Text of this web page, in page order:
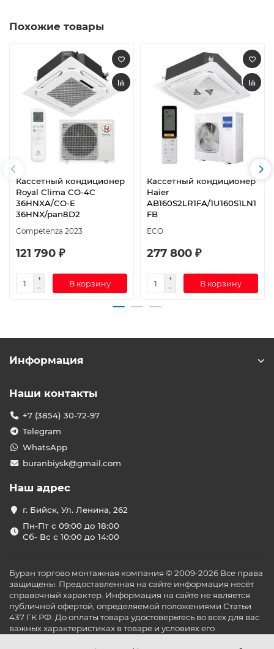
Похожие товары
Кассетный кондиционер
Royal Clima CO-4C
36HNXA/CO-E
36HNX/pan8D2
Competenza 2023
121 790 ₽
В корзину
Кассетный кондиционер
Haier
AB160S2LR1FA/1U160S1LN1
FB
ECO
277 800 ₽
В корзину
Информация
Наши контакты
+7 (3854) 30-72-97
Telegram
WhatsApp
buranbiysk@gmail.com
Наш адрес
г. Бийск, Ул. Ленина, 262
Пн-Пт с 09:00 до 18:00
Сб- Вс с 10:00 до 14:00
Буран торгово монтажная компания © 2009-2026 Все права
защищены. Предоставленная на сайте информация несёт
справочный характер. Информация на сайте не является
публичной офертой, определяемой положениями Статьи
437 ГК РФ. До оплаты товара удостоверьтесь во всех для вас
важных характеристиках в товаре и условиях его